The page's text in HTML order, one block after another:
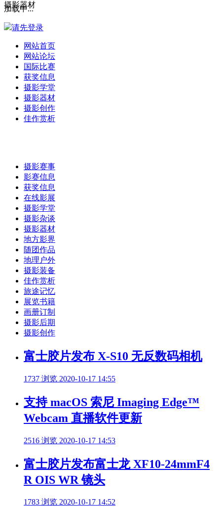
加载中...
请先登录
网站首页
网站论坛
国际比赛
获奖信息
摄影学堂
摄影器材
摄影创作
佳作赏析
摄影器材
摄影赛事
影赛信息
获奖信息
在线影展
摄影学堂
摄影杂谈
摄影器材
地方影界
随团作品
地理户外
摄影装备
佳作赏析
旅途记忆
展览书籍
画册订制
摄影后期
摄影创作
富士胶片发布 X-S10 无反数码相机
1737 浏览 2020-10-17 14:55
支持 macOS 索尼 Imaging Edge™
Webcam 直播软件更新
2516 浏览 2020-10-17 14:53
富士胶片发布富士龙 XF10-24mmF4
R OIS WR 镜头
1783 浏览 2020-10-17 14:52